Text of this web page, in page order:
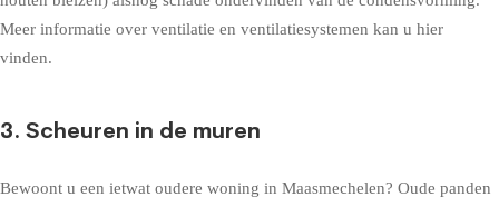
Meer informatie over ventilatie en ventilatiesystemen kan u hier
vinden.
3. Scheuren in de muren
Bewoont u een ietwat oudere woning in Maasmechelen? Oude panden